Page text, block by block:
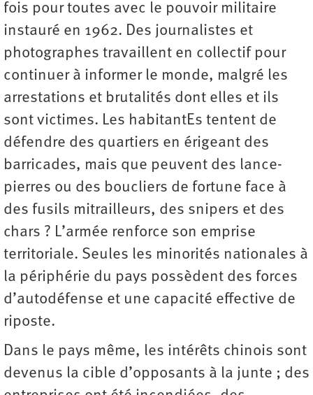
fois pour toutes avec le pouvoir militaire
instauré en 1962. Des journalistes et
photographes travaillent en collectif pour
continuer à informer le monde, malgré les
arrestations et brutalités dont elles et ils
sont victimes. Les habitantEs tentent de
défendre des quartiers en érigeant des
barricades, mais que peuvent des lance-
pierres ou des boucliers de fortune face à
des fusils mitrailleurs, des snipers et des
chars ? L’armée renforce son emprise
territoriale. Seules les minorités nationales à
la périphérie du pays possèdent des forces
d’autodéfense et une capacité effective de
riposte.
Dans le pays même, les intérêts chinois sont
devenus la cible d’opposants à la junte ; des